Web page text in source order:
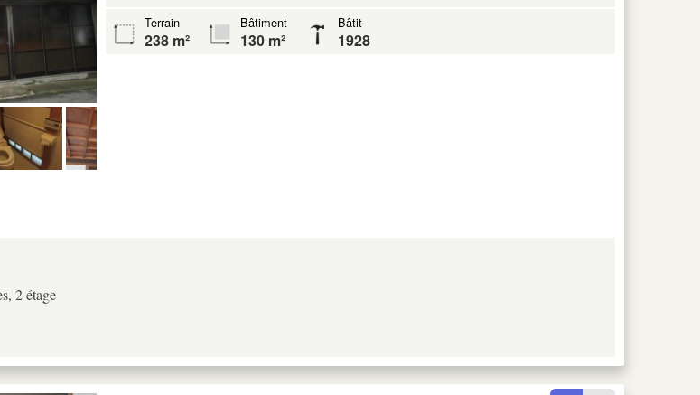
Terrain
238 m²
Bâtiment
130 m²
Bâtit
1928
2 étage